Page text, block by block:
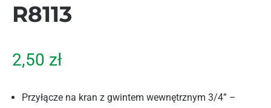
R8113
2,50 zł
Przyłącze na kran z gwintem wewnętrznym 3/4” –